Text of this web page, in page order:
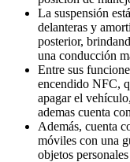
La suspensión
delanteras y
posterior,
una conducción
Entre sus
encendido NFC,
apagar el
ademas cuenta
Además, cuenta
móviles con una
objetos